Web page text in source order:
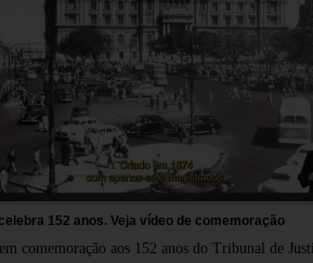
152 anos. Veja vídeo de comemoração
comemoração aos 152 anos do Tribunal de